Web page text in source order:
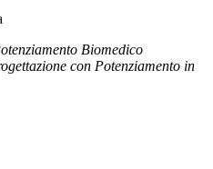
Biomedico
con Potenziamento in